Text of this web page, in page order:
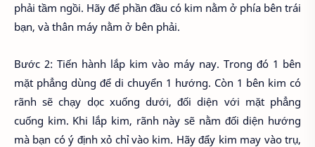
phải tầm ngồi. Hãy để phần đầu có kim nằm ở phía bên trái
bạn, và thân máy nằm ở bên phải.
Bước 2: Tiến hành lắp kim vào máy nay. Trong đó 1 bên
mặt phẳng dùng để di chuyển 1 hướng. Còn 1 bên kim có
rãnh sẽ chạy dọc xuống dưới, đối diện với mặt phẳng
cuống kim. Khi lắp kim, rãnh này sẽ nằm đối diện hướng
mà bạn có ý định xỏ chỉ vào kim. Hãy đẩy kim may vào trụ,